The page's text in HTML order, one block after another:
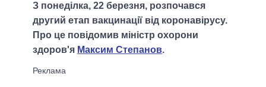
З понеділка, 22 березня, розпочався
другий етап вакцинації від коронавірусу.
Про це повідомив міністр охорони
здоров'я Максим Степанов.